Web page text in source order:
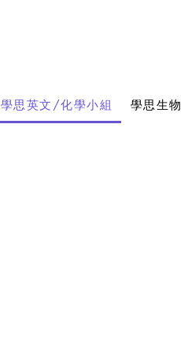
學思英文/化學小組 學思生物